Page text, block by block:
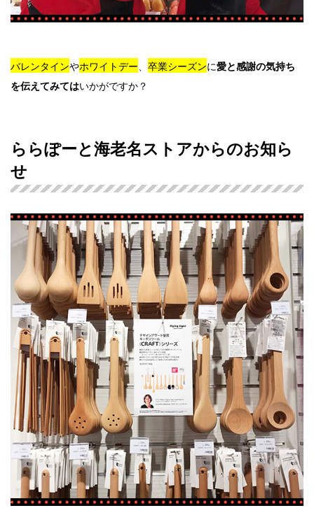
バレンタインやホワイトデー 卒業シーズンに愛と感謝の気持ち
を伝えてみてはいかがですか？
ららぽーと海老名ストアからのお知ら
せ